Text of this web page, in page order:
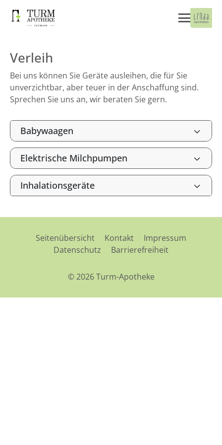
Verleih
Bei uns können Sie Geräte ausleihen, die für Sie
unverzichtbar, aber teuer in der Anschaffung sind.
Sprechen Sie uns an, wir beraten Sie gern.
Babywaagen
Elektrische Milchpumpen
Inhalationsgeräte
Seitenübersicht Kontakt
Impressum
Datenschutz
Barrierefreiheit
© 2026 Turm-Apotheke